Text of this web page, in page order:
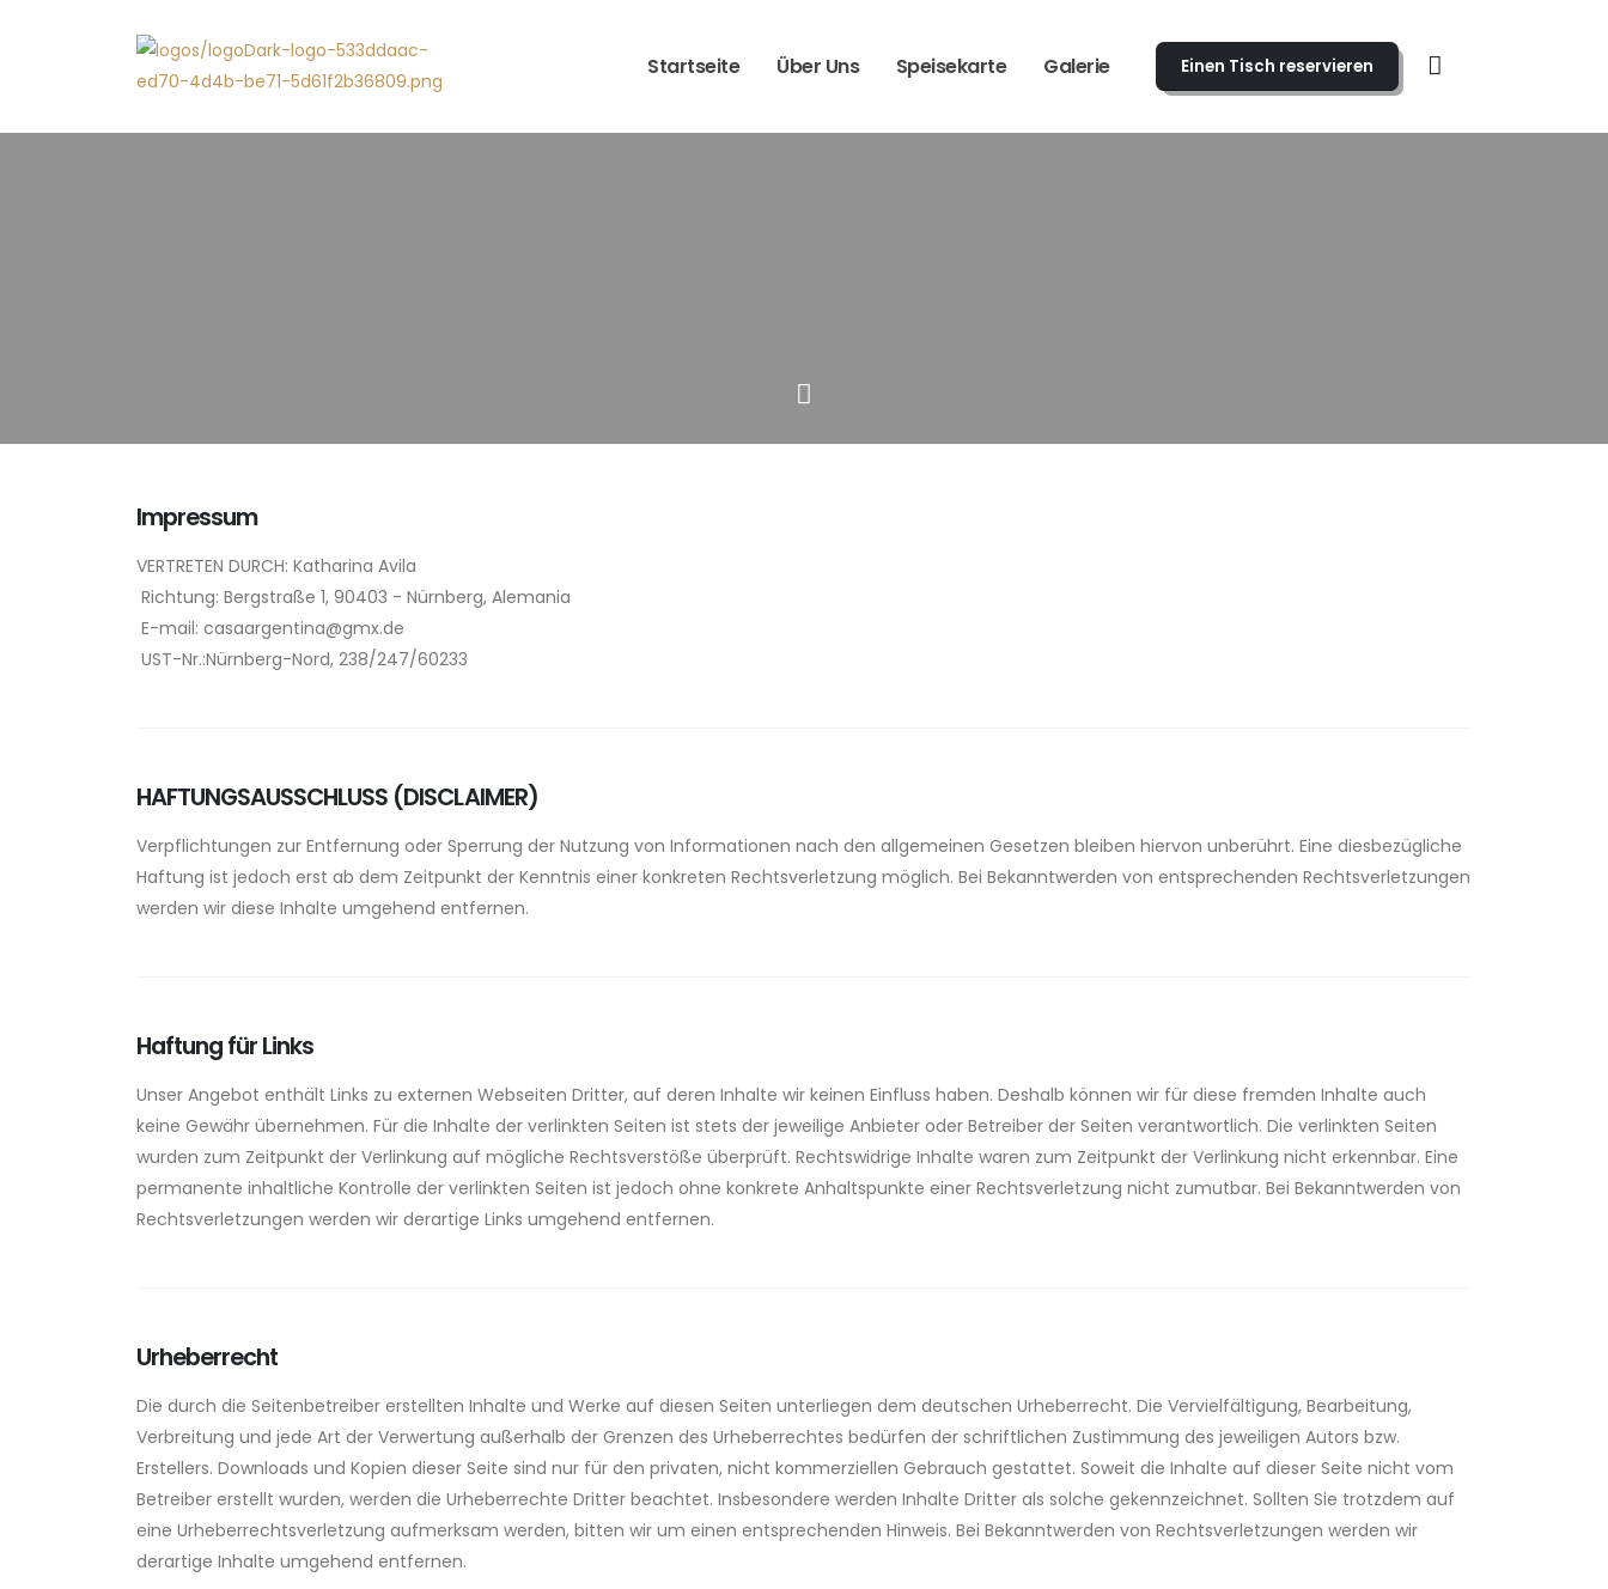
Startseite Über Uns Speisekarte Galerie Einen Tisch reservieren
Impressum
VERTRETEN DURCH: Katharina Avila
Richtung: Bergstraße 1, 90403 - Nürnberg, Alemania
E-mail: casaargentina@gmx.de
UST-Nr.:Nürnberg-Nord, 238/247/60233
HAFTUNGSAUSSCHLUSS (DISCLAIMER)
Verpflichtungen zur Entfernung oder Sperrung der Nutzung von Informationen nach den allgemeinen Gesetzen bleiben hiervon unberührt. Eine diesbezügliche
Haftung ist jedoch erst ab dem Zeitpunkt der Kenntnis einer konkreten Rechtsverletzung möglich. Bei Bekanntwerden von entsprechenden Rechtsverletzungen
werden wir diese Inhalte umgehend entfernen.
Haftung für Links
Unser Angebot enthält Links zu externen Webseiten Dritter, auf deren Inhalte wir keinen Einfluss haben. Deshalb können wir für diese fremden Inhalte auch
keine Gewähr übernehmen. Für die Inhalte der verlinkten Seiten ist stets der jeweilige Anbieter oder Betreiber der Seiten verantwortlich. Die verlinkten Seiten
wurden zum Zeitpunkt der Verlinkung auf mögliche Rechtsverstöße überprüft. Rechtswidrige Inhalte waren zum Zeitpunkt der Verlinkung nicht erkennbar. Eine
permanente inhaltliche Kontrolle der verlinkten Seiten ist jedoch ohne konkrete Anhaltspunkte einer Rechtsverletzung nicht zumutbar. Bei Bekanntwerden von
Rechtsverletzungen werden wir derartige Links umgehend entfernen.
Urheberrecht
Die durch die Seitenbetreiber erstellten Inhalte und Werke auf diesen Seiten unterliegen dem deutschen Urheberrecht. Die Vervielfältigung, Bearbeitung,
Verbreitung und jede Art der Verwertung außerhalb der Grenzen des Urheberrechtes bedürfen der schriftlichen Zustimmung des jeweiligen Autors bzw.
Erstellers. Downloads und Kopien dieser Seite sind nur für den privaten, nicht kommerziellen Gebrauch gestattet. Soweit die Inhalte auf dieser Seite nicht vom
Betreiber erstellt wurden, werden die Urheberrechte Dritter beachtet. Insbesondere werden Inhalte Dritter als solche gekennzeichnet. Sollten Sie trotzdem auf
eine Urheberrechtsverletzung aufmerksam werden, bitten wir um einen entsprechenden Hinweis. Bei Bekanntwerden von Rechtsverletzungen werden wir
derartige Inhalte umgehend entfernen.